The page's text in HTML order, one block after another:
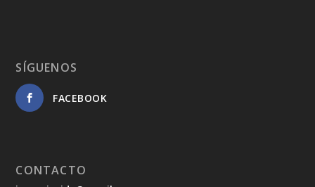
SÍGUENOS
FACEBOOK
CONTACTO